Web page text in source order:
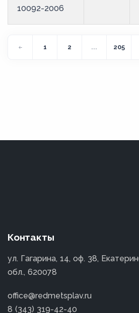
10092-2006
1 2 ... 205
Контакты
ул. Гагарина, 14, оф. 38,
обл., 620078
office@redmetsplav.ru
8 (343) 319-42-40